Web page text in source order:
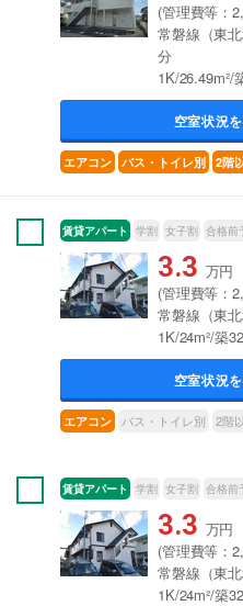
(管理費等：
常磐線（東
分
1K/26.49m²/
空室状況
エアコン バス・トイレ別 2階
賃貸アパート 学割 女子割 合格前
3.3 万円
(管理費等：
常磐線（東
1K/24m²/築
空室状況
エアコン バス・トイレ別 2階
賃貸アパート 学割 女子割 合格前
3.3 万円
(管理費等：
常磐線（東
1K/24m²/築